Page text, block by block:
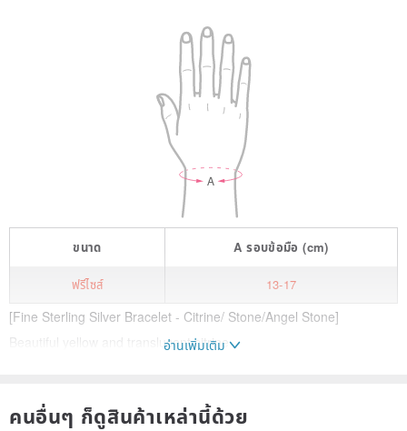
ขนาด Aรอบข้อมือ (cm)
ฟรีไซส์ 13-17
[Fine Sterling Silver Bracelet - Citrine/ Stone/Angel Stone]
Beautiful yellow and translucent citrine
⚠️Attention⚠️
อ่านเพิ่มเติม
คนอื่นๆ ก็ดูสินค้าเหล่านี้ด้วย